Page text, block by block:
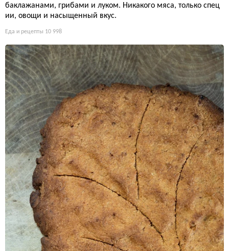
баклажанами, грибами и луком. Никакого мяса, только спец
ии, овощи и насыщенный вкус.
Еда и рецепты 10 998